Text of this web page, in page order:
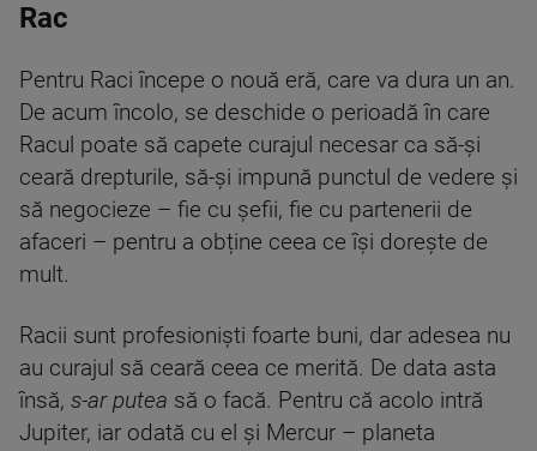
Rac
Pentru Raci începe o nouă eră, care va dura un an.
De acum încolo, se deschide o perioadă în care
Racul poate să capete curajul necesar ca să-și
ceară drepturile, să-și impună punctul de vedere și
să negocieze – fie cu șefii, fie cu partenerii de
afaceri – pentru a obține ceea ce își dorește de
mult.
Racii sunt profesioniști foarte buni, dar adesea nu
au curajul să ceară ceea ce merită. De data asta
însă, s-ar putea să o facă. Pentru că acolo intră
Jupiter, iar odată cu el și Mercur – planeta